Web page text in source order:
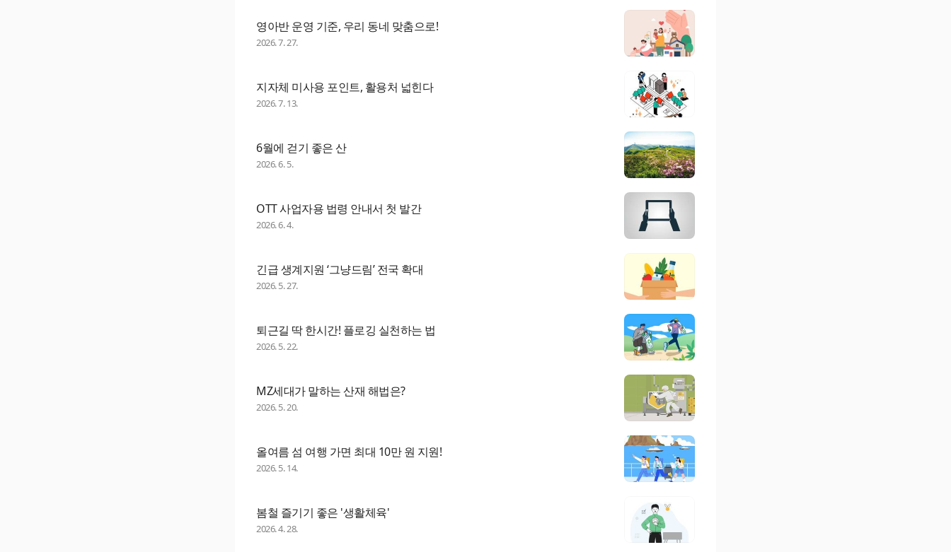
영아반 운영 기준, 우리 동네 맞춤으로!
2026. 7. 27.
지자체 미사용 포인트, 활용처 넓힌다
2026. 7. 13.
6월에 걷기 좋은 산
2026. 6. 5.
OTT 사업자용 법령 안내서 첫 발간
2026. 6. 4.
긴급 생계지원 ‘그냥드림’ 전국 확대
2026. 5. 27.
퇴근길 딱 한시간! 플로깅 실천하는 법
2026. 5. 22.
MZ세대가 말하는 산재 해법은?
2026. 5. 20.
올여름 섬 여행 가면 최대 10만 원 지원!
2026. 5. 14.
봄철 즐기기 좋은 '생활체육'
2026. 4. 28.